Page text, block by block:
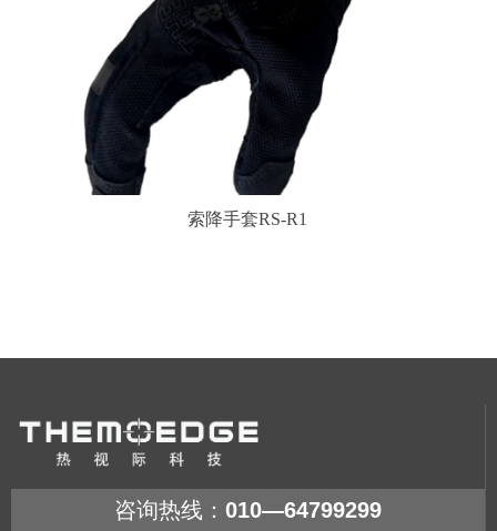
索降手套RS-R1
咨询热线： 010—64799299